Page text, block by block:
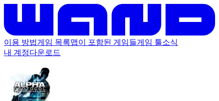
이용 방법게임 목록맵이 포함된 게임들게임 툴소식
내 계정다운로드